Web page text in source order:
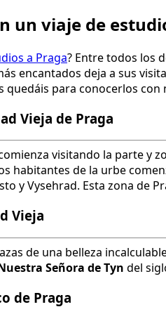
un viaje de
a Praga? Entre todos los
encantados deja a sus
quedáis para conocerlos con
Vieja de Praga
visitando la parte y
habitantes de la urbe
y Vysehrad. Esta zona
Vieja
de una belleza
Señora de Tyn del
de Praga